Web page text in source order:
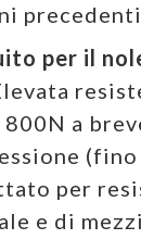
per il
a
per
e di